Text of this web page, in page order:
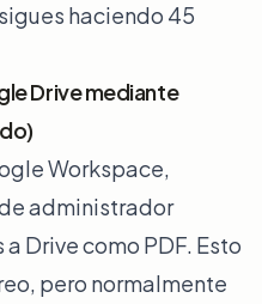
haciendo 45
Drive mediante
Workspace,
administrador
Drive como PDF. Esto
pero normalmente